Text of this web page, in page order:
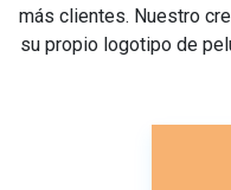
más clientes. Nuestro
su propio logotipo de